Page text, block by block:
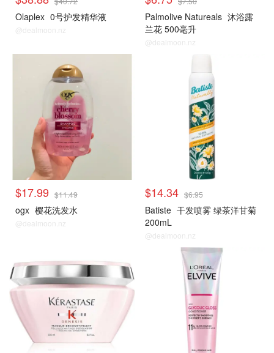
Olaplex 0号护发精华液
@dealmoon.nz
Palmolive Natureals 沐浴露
兰花 500毫升
@dealmoon.nz
$17.99 $11.49
ogx 樱花洗发水
@dealmoon.nz
$14.34 $6.95
Batiste 干发喷雾 绿茶洋甘菊
200mL
@dealmoon.nz